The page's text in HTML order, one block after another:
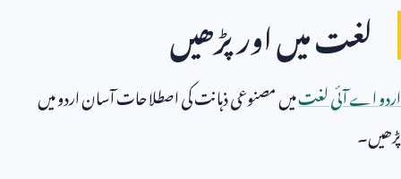
لغت میں اور پڑھیں
اردو اے آئی لغتمیں مصنوعی ذہانت کی اصطلاحات آسان اردو میں
پڑھیں۔